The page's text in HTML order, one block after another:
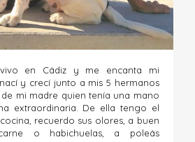
en Cádiz y me encanta mi
y crecí junto a mis 5 hermanos
mi madre quien tenía una mano
extraordinaria. De ella tengo el
recuerdo sus olores, a buen
o habichuelas, a poleás